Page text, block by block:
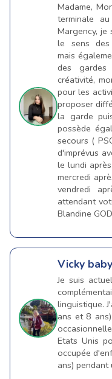
Madame,
terminale
Margency, je
le sens des
mais
des
créativité,
pour les
proposer
la garde
possède
secours (
d'imprévus
le lundi
mercredi
vendredi
attendant
Blandine
Vicky
Je suis
linguistique.
ans et 8
Etats Unis
occupée
ans) pendant